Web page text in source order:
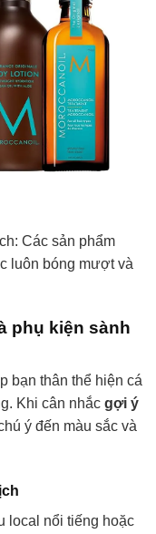
Các sản phẩm
luôn bóng mượt và
phụ kiện sành
bạn thân thể hiện cá
Khi cân nhắc gợi ý
ý đến màu sắc và
local nổi tiếng hoặc